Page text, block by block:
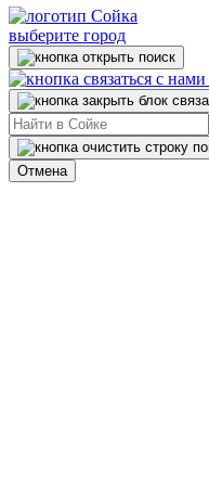
выберите город
Отмена